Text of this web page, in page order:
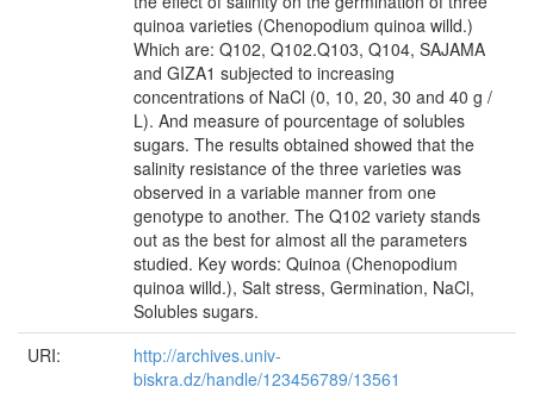
quinoa varieties (Chenopodium quinoa willd.)
Which are: Q102, Q102.Q103, Q104, SAJAMA
and GIZA1 subjected to increasing
concentrations of NaCl (0, 10, 20, 30 and 40 g /
L). And measure of pourcentage of solubles
sugars. The results obtained showed that the
salinity resistance of the three varieties was
observed in a variable manner from one
genotype to another. The Q102 variety stands
out as the best for almost all the parameters
studied. Key words: Quinoa (Chenopodium
quinoa willd.), Salt stress, Germination, NaCl,
Solubles sugars.
URI:
http://archives.univ-
biskra.dz/handle/123456789/13561